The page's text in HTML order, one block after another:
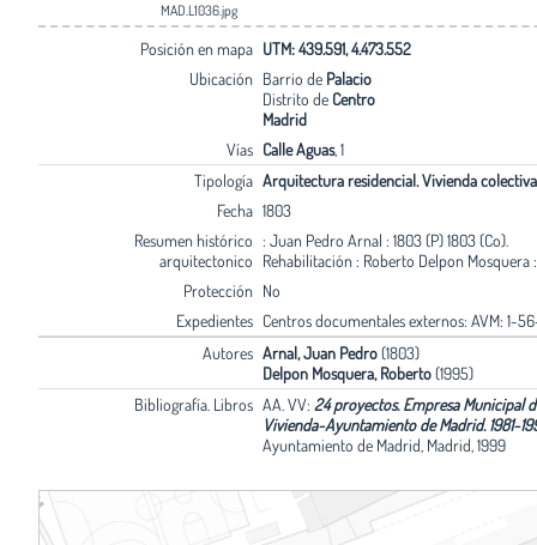
MAD.L1036.jpg
Posición en mapa UTM: 439.591, 4.473.552
Ubicación Barrio de Palacio
Distrito de Centro
Madrid
Vías Calle Aguas, 1
Tipología Arquitectura residencial. Vivienda colectiva
Fecha 1803
Resumen histórico
arquitectonico
: Juan Pedro Arnal : 1803 (P) 1803 (Co).
Rehabilitación : Roberto Delpon Mosquera :
Protección No
Expedientes Centros documentales externos: AVM: 1-
Autores Arnal, Juan Pedro(1803)
Delpon Mosquera, Roberto(1995)
Bibliografía. Libros AA. VV: 24 proyectos. Empresa Municipal
Vivienda-Ayuntamiento de Madrid. 1981-
Ayuntamiento de Madrid, Madrid, 1999